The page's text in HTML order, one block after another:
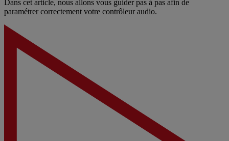
Dans cet article, nous allons vous guider pas à pas afin de
paramétrer correctement votre contrôleur audio.